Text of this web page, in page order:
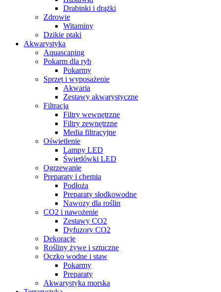
Drabinki i drążki
Zdrowie
Witaminy
Dzikie ptaki
Akwarystyka
Aquascaping
Pokarm dla ryb
Pokarmy
Sprzęt i wyposażenie
Akwaria
Zestawy akwarystyczne
Filtracja
Filtry wewnętrzne
Filtry zewnętrzne
Media filtracyjne
Oświetlenie
Lampy LED
Świetlówki LED
Ogrzewanie
Preparaty i chemia
Podłoża
Preparaty słodkowodne
Nawozy dla roślin
CO2 i nawożenie
Zestawy CO2
Dyfuzory CO2
Dekoracje
Rośliny żywe i sztuczne
Oczko wodne i staw
Pokarmy
Preparaty
Akwarystyka morska